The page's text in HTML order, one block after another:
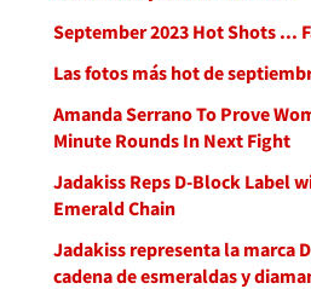
September 2023 Hot Shots ...
Las fotos más hot de
Amanda Serrano To Prove
Minute Rounds In Next Fight
Jadakiss Reps D-Block Label
Emerald Chain
Jadakiss representa la marca
cadena de esmeraldas y